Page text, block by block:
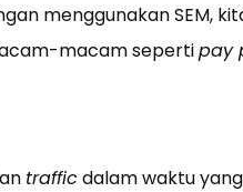
menggunakan SEM,
macam sepertipay
trafficdalam waktu